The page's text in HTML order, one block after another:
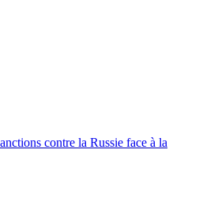
contre la Russie face à la